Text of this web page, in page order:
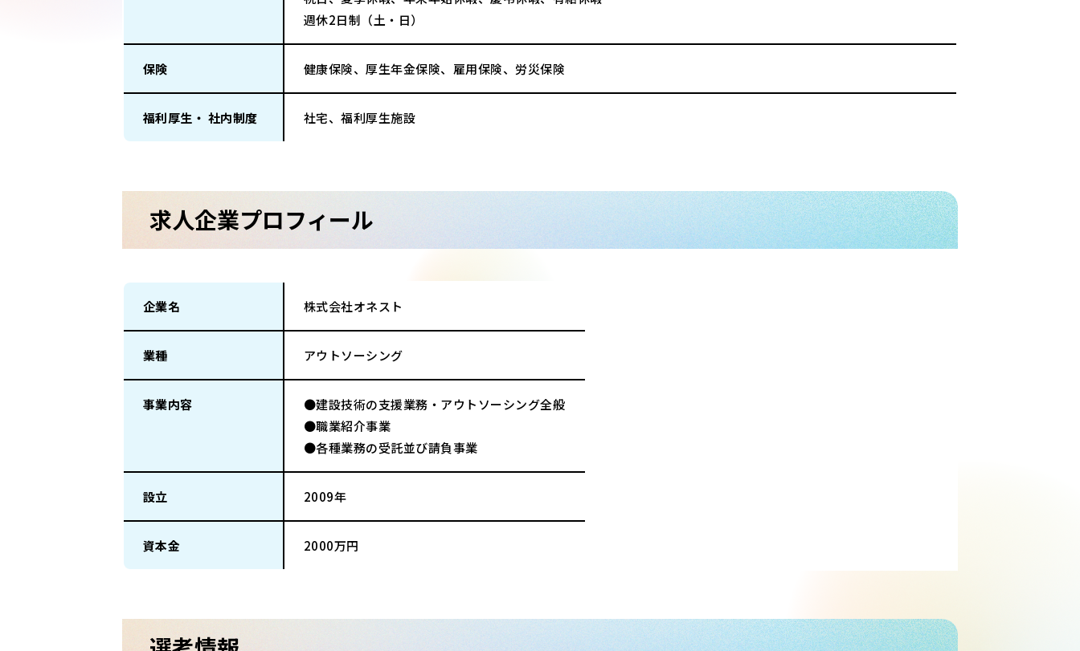
週休2日制（土・日）
保険 健康保険、厚生年金保険、雇用保険、労災保険
福利厚生・ 社内制度 社宅、福利厚生施設
求人企業プロフィール
企業名 株式会社オネスト
業種 アウトソーシング
事業内容
●建設技術の支援業務・アウトソーシング全般
●職業紹介事業
●各種業務の受託並び請負事業
設立 2009年
資本金 2000万円